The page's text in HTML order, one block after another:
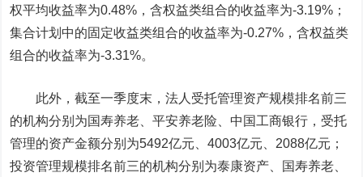
权平均收益率为0.48%，含权益类组合的收益率为-3.19%；
集合计划中的固定收益类组合的收益率为-0.27%，含权益类
组合的收益率为-3.31%。
此外，截至一季度末，法人受托管理资产规模排名前三
的机构分别为国寿养老、平安养老险、中国 工商银行 ，受托
管理的资产金额分别为5492亿元、4003亿元、2088亿元；
投资管理规模排名前三的机构分别为泰康资产、国寿养老、